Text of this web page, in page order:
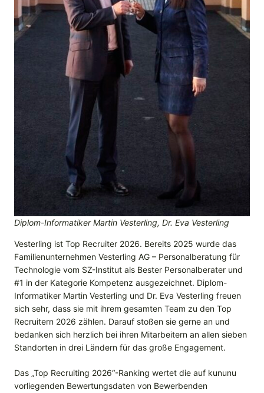
Diplom-Informatiker Martin Vesterling, Dr. Eva Vesterling
Vesterling ist Top Recruiter 2026. Bereits 2025 wurde das
Familienunternehmen Vesterling AG – Personalberatung für
Technologie vom SZ-Institut als Bester Personalberater und
#1 in der Kategorie Kompetenz ausgezeichnet. Diplom-
Informatiker Martin Vesterling und Dr. Eva Vesterling freuen
sich sehr, dass sie mit ihrem gesamten Team zu den Top
Recruitern 2026 zählen. Darauf stoßen sie gerne an und
bedanken sich herzlich bei ihren Mitarbeitern an allen sieben
Standorten in drei Ländern für das große Engagement.
Das „Top Recruiting 2026“-Ranking wertet die auf kununu
vorliegenden Bewertungsdaten von Bewerbenden